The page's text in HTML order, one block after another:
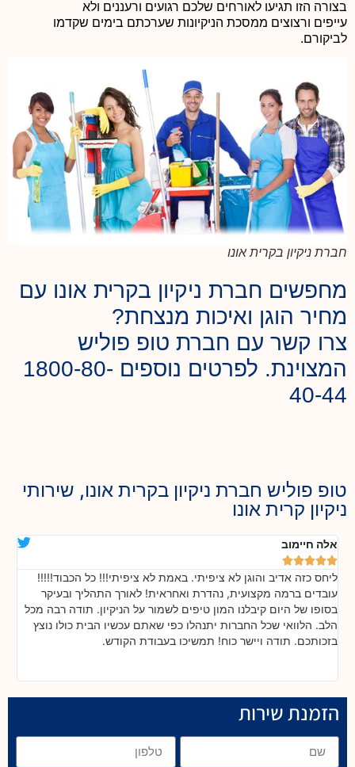
בצורה הזו תגיעו לאורחים שלכם רגועים ורעננים ולא
עייפים ורצוצים ממסכת הניקיונות שערכתם בימים שקדמו
לביקורם.
חברת ניקיון בקרית אונו
מחפשים חברת ניקיון בקרית אונו עם
מחיר הוגן ואיכות מנצחת?
צרו קשר עם חברת טופ פוליש
המצוינת. לפרטים נוספים 1800-80-
40-44
טופ פוליש חברת ניקיון בקרית אונו, שירותי
ניקיון קרית אונו
אלה חיימוב





ליחס כזה אדיב והוגן לא ציפיתי. באמת לא ציפיתי!!! כל הכבוד!!!!!
עובדים ברמה מקצועית, נהדרת ואחראית! לאורך התהליך ובעיקר
בסופו של היום קיבלנו המון טיפים לשמור על הניקיון. תודה רבה מכל
הלב. הלוואי שכל החברות יתנהלו כפי שאתם עכשיו הבית כולו נוצץ
בזכותכם. תודה ויישר כוח! תמשיכו בעבודת הקודש.
הזמנת שירות